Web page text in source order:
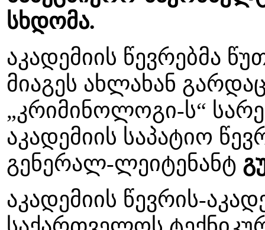
სხდომა.
აკადემიის წევრებმა
მიაგეს ახლახან
„კრიმინოლოგი-ს“
აკადემიის საპატიო
გენერალ-ლეიტენანტ
აკადემიის წევრის-